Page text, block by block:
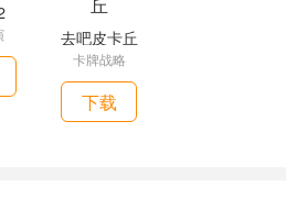
去吧皮卡丘
卡牌战略
下载